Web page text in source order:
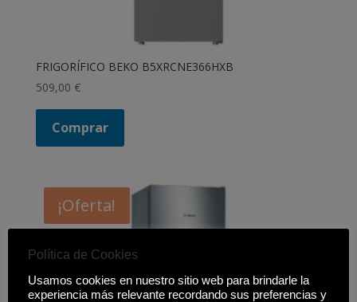
FRIGORÍFICO BEKO B5XRCNE366HXB
509,00 €
Comprar
¡Oferta!
Política de Cookies
Usamos cookies en nuestro sitio web para brindarle la
experiencia más relevante recordando sus preferencias y